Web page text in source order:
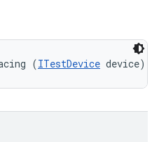
(ITestDevice device)